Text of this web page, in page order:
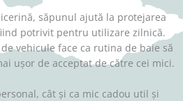
săpunul ajută la protejarea
potrivit pentru utilizare zilnică.
vehicule face ca rutina de baie să
ușor de acceptat de către cei mici.
cât și ca mic cadou util și